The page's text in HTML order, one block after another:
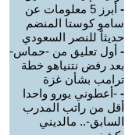
-
أبرز 5 معلومات عن
سامو كوستا المنضم
حديثاً للنصر السعودي
- أول تعليق من -حماس-
بعد رفض نتنياهو خطة
ترامب بشأن غزة
- -أعطوني يورو واحدا
أقل من راتب المدرب
السابق-.. مالديني